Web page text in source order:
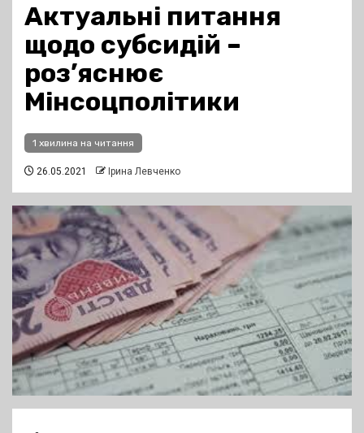
Актуальні питання
щодо субсидій –
роз’яснює
Мінсоцполітики
1 хвилина на читання
26.05.2021 Ірина Левченко